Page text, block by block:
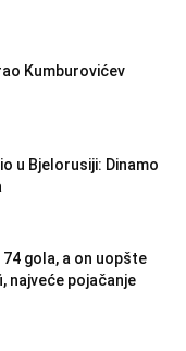
Kumburovićev
u Bjelorusiji: Dinamo
gola, a on uopšte
najveće pojačanje